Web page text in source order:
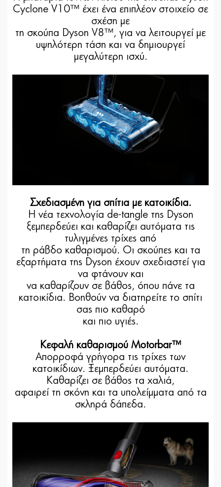
Cyclone V10™ έχει ένα επιπλέον στοιχείο σε
σχέση με
τη σκούπα Dyson V8™, για να λειτουργεί με
υψηλότερη τάση και να δημιουργεί
μεγαλύτερη ισχύ.
Σχεδιασμένη για σπίτια με κατοικίδια.
Η νέα τεχνολογία de-tangle της Dyson
ξεμπερδεύει και καθαρίζει αυτόματα τις
τυλιγμένες τρίχες από
τη ράβδο καθαρισμού. Οι σκούπες και τα
εξαρτήματα της Dyson έχουν σχεδιαστεί για
να φτάνουν και
να καθαρίζουν σε βάθος, όπου πάνε τα
κατοικίδια. Βοηθούν να διατηρείτε το σπίτι
σας πιο καθαρό
και πιο υγιές.
Κεφαλή καθαρισμού Motorbar™
Απορροφά γρήγορα τις τρίχες των
κατοικίδιων. Ξεμπερδεύει αυτόματα.
Καθαρίζει σε βάθος τα χαλιά,
αφαιρεί τη σκόνη και τα υπολείμματα από τα
σκληρά δάπεδα.